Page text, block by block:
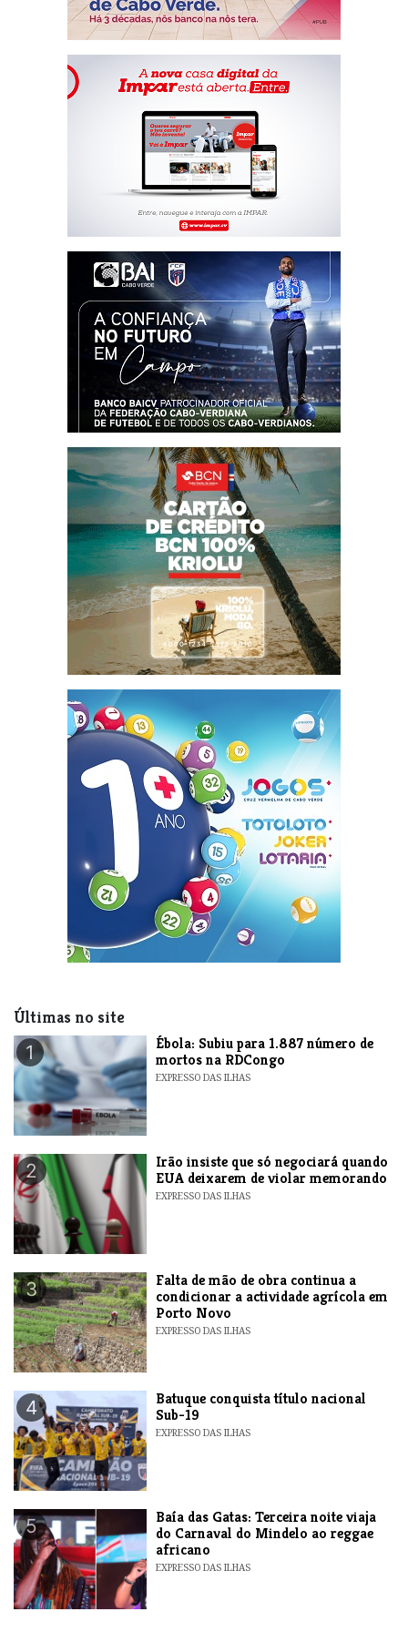
Últimas no site
1
​Ébola: Subiu para 1.887 número de
mortos na RDCongo
EXPRESSO DAS ILHAS
2
​Irão insiste que só negociará quando
EUA deixarem de violar memorando
EXPRESSO DAS ILHAS
3
Falta de mão de obra continua a
condicionar a actividade agrícola em
Porto Novo
EXPRESSO DAS ILHAS
4
​Batuque conquista título nacional
Sub-19
EXPRESSO DAS ILHAS
5
Baía das Gatas: Terceira noite viaja
do Carnaval do Mindelo ao reggae
africano
EXPRESSO DAS ILHAS